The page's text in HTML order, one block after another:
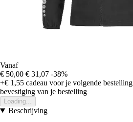
Vanaf
€ 50,00 € 31,07 -38%
+€ 1,55 cadeau voor je volgende bestelling
bevestiging van je bestelling
Loading...
Beschrijving